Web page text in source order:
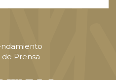
de Prensa